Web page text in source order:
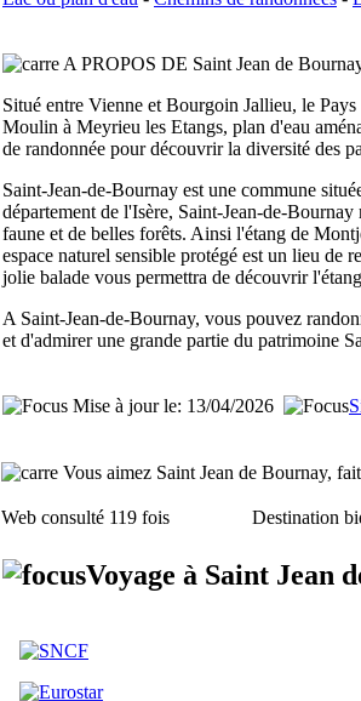
A PROPOS DE Saint Jean de
Situé entre Vienne et Bourgoin Jallieu, le Pays
Moulin à Meyrieu les Etangs, plan d'eau
de randonnée pour découvrir la diversité des
Saint-Jean-de-Bournay est une commune
département de l'Isère, Saint-Jean-de-
faune et de belles forêts. Ainsi l'étang de
espace naturel sensible protégé est un lieu de
jolie balade vous permettra de découvrir
A Saint-Jean-de-Bournay, vous pouvez
et d'admirer une grande partie du patrimoine
Mise à jour le: 13/04/2026
Vous aimez Saint Jean de Bournay,
Web consulté 119 fois Destination
Voyage à Saint Jean